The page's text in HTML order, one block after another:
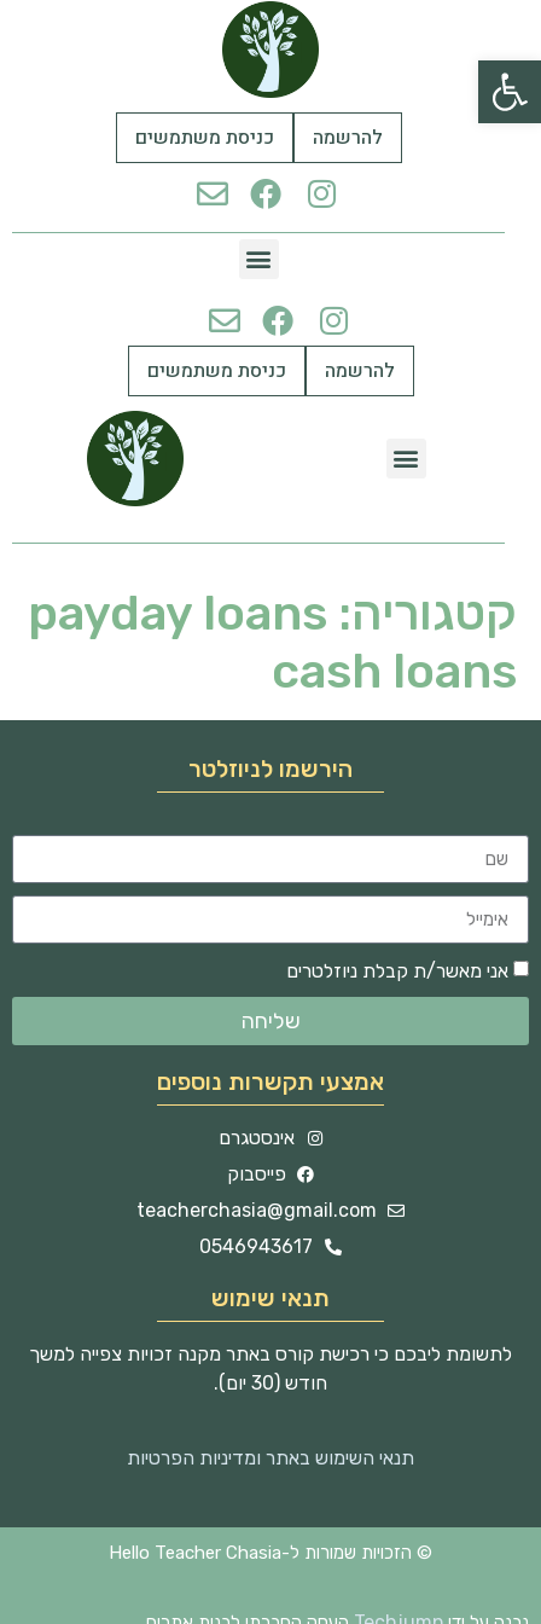
פתח סרגל נגישות
להרשמה כניסת משתמשים
להרשמה כניסת משתמשים
קטגוריה: payday loans
cash loans
הירשמו לניוזלטר
אני מאשר/ת קבלת ניוזלטרים
שליחה
אמצעי תקשרות נוספים
אינסטגרם
פייסבוק
teacherchasia@gmail.com
0546943617
תנאי שימוש
לתשומת ליבכם כי רכישת קורס באתר מקנה זכויות צפייה למשך
חודש (30 יום).
תנאי השימוש באתר ומדיניות הפרטיות
© הזכויות שמורות ל-Hello Teacher Chasia